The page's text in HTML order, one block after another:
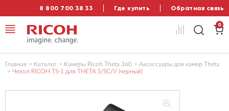
8 800 700 38 33 Где купить Обратная связь
0
Главная Каталог Камеры Ricoh Theta 360
Аксессуары для камер Theta
Чехол RICOH TS-1 для THETA S/SC/V (черный)